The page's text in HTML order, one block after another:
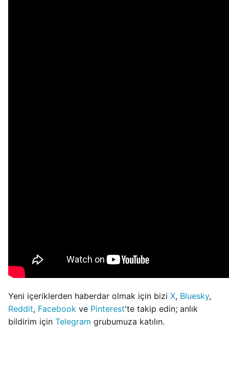
Yeni içeriklerden haberdar olmak için bizi X, Bluesky,
Reddit, Facebook ve Pinterest'te takip edin; anlık
bildirim için Telegram grubumuza katılın.